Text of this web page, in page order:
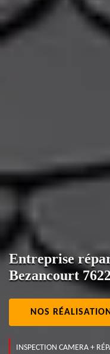
Entreprise
Bezancourt
NOS
INSPECTION CAMERA +